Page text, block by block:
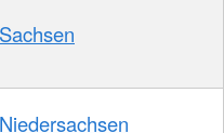
Sachsen
Niedersachsen